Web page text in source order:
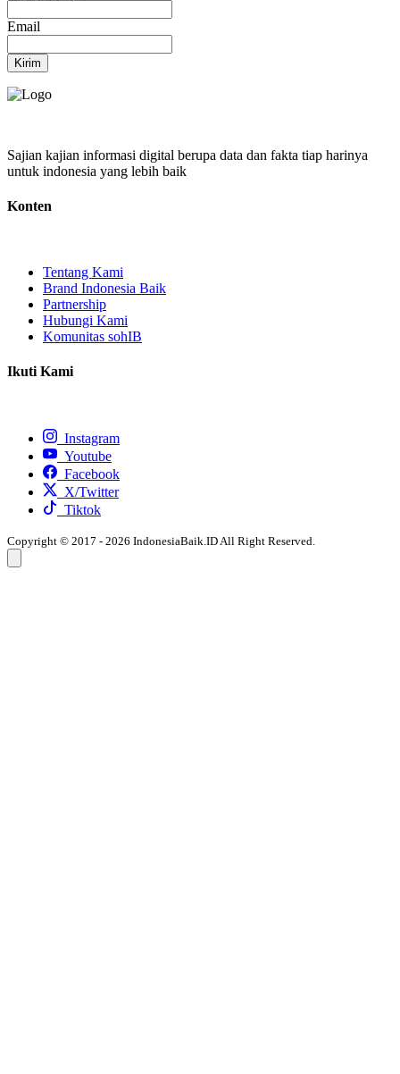
Email
Kirim
Sajian kajian informasi digital berupa data dan fakta tiap harinya
untuk indonesia yang lebih baik
Konten
Tentang Kami
Brand Indonesia Baik
Partnership
Hubungi Kami
Komunitas sohIB
Ikuti Kami
Instagram
Youtube
Facebook
X/Twitter
Tiktok
Copyright © 2017 - 2026 IndonesiaBaik.ID All Right Reserved.